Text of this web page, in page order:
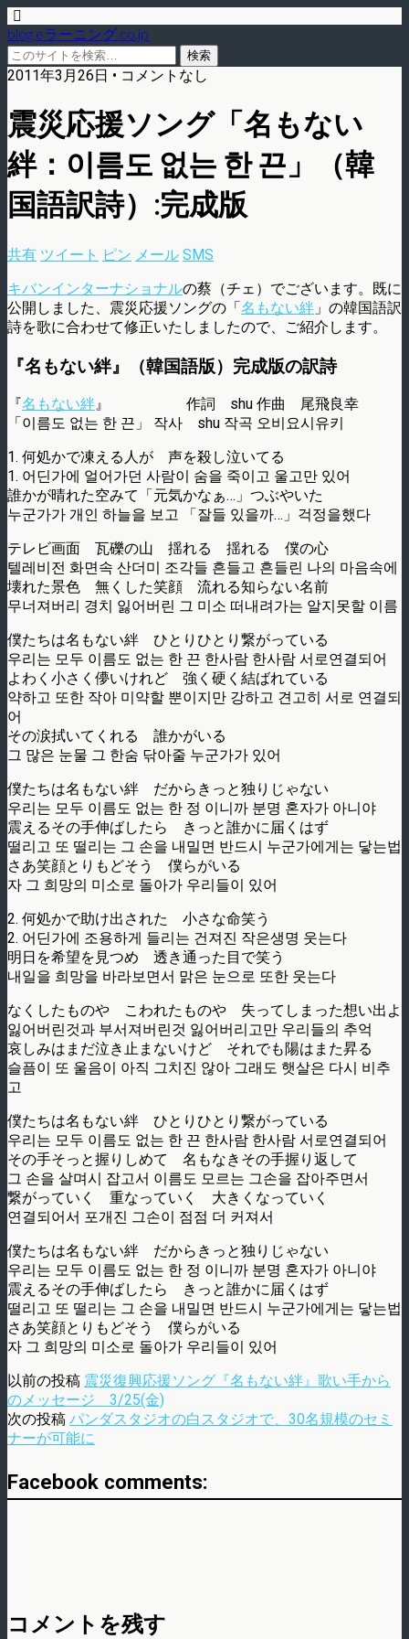
blog.eラーニング.co.jp
2011年3月26日 • コメントなし
震災応援ソング「名もない
絆：이름도 없는 한 끈」（韓
国語訳詩）:完成版
共有 ツイート ピン メール SMS
キバンインターナショナルの蔡（チェ）でございます。既に
公開しました、震災応援ソングの「名もない絆 」の韓国語訳
詩を歌に合わせて修正いたしましたので、ご紹介します。
『名もない絆』（韓国語版）完成版の訳詩
『名もない絆』 作詞 shu 作曲 尾飛良幸
「이름도 없는 한 끈」 작사 shu 작곡 오비요시유키
1. 何処かで凍える人が 声を殺し泣いてる
1. 어딘가에 얼어가던 사람이 숨을 죽이고 울고만 있어
誰かが晴れた空みて「元気かなぁ…」つぶやいた
누군가가 개인 하늘을 보고 「잘들 있을까…」걱정을했다
テレビ画面 瓦礫の山 揺れる 揺れる 僕の心
텔레비전 화면속 산더미 조각들 흔들고 흔들린 나의 마음속에
壊れた景色 無くした笑顔 流れる知らない名前
무너져버리 경치 잃어버린 그 미소 떠내려가는 알지못할 이름
僕たちは名もない絆 ひとりひとり繋がっている
우리는 모두 이름도 없는 한 끈 한사람 한사람 서로연결되어
よわく小さく儚いけれど 強く硬く結ばれている
약하고 또한 작아 미약할 뿐이지만 강하고 견고히 서로 연결되
어
その涙拭いてくれる 誰かがいる
그 많은 눈물 그 한숨 닦아줄 누군가가 있어
僕たちは名もない絆 だからきっと独りじゃない
우리는 모두 이름도 없는 한 정 이니까 분명 혼자가 아니야
震えるその手伸ばしたら きっと誰かに届くはず
떨리고 또 떨리는 그 손을 내밀면 반드시 누군가에게는 닿는법
さあ笑顔とりもどそう 僕らがいる
자 그 희망의 미소로 돌아가 우리들이 있어
2. 何処かで助け出された 小さな命笑う
2. 어딘가에 조용하게 들리는 건져진 작은생명 웃는다
明日を希望を見つめ 透き通った目で笑う
내일을 희망을 바라보면서 맑은 눈으로 또한 웃는다
なくしたものや こわれたものや 失ってしまった想い出よ
잃어버린것과 부서져버린것 잃어버리고만 우리들의 추억
哀しみはまだ泣き止まないけど それでも陽はまた昇る
슬픔이 또 울음이 아직 그치진 않아 그래도 햇살은 다시 비추
고
僕たちは名もない絆 ひとりひとり繋がっている
우리는 모두 이름도 없는 한 끈 한사람 한사람 서로연결되어
その手そっと握りしめて 名もなきその手握り返して
그 손을 살며시 잡고서 이름도 모르는 그손을 잡아주면서
繋がっていく 重なっていく 大きくなっていく
연결되어서 포개진 그손이 점점 더 커져서
僕たちは名もない絆 だからきっと独りじゃない
우리는 모두 이름도 없는 한 정 이니까 분명 혼자가 아니야
震えるその手伸ばしたら きっと誰かに届くはず
떨리고 또 떨리는 그 손을 내밀면 반드시 누군가에게는 닿는법
さあ笑顔とりもどそう 僕らがいる
자 그 희망의 미소로 돌아가 우리들이 있어
以前の投稿 震災復興応援ソング『名もない絆』歌い手から
のメッセージ 3/25(金)
次の投稿 パンダスタジオの白スタジオで、30名規模のセミ
ナーが可能に
Facebook comments:
コメントを残す